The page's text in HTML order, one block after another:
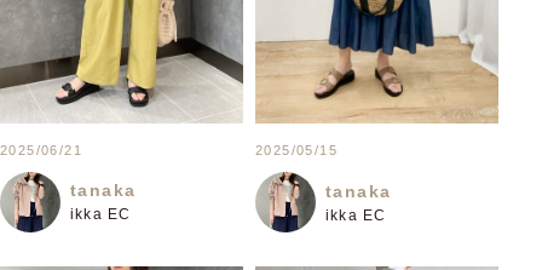
2025/06/21
tanaka
ikka EC
2025/05/15
tanaka
ikka EC